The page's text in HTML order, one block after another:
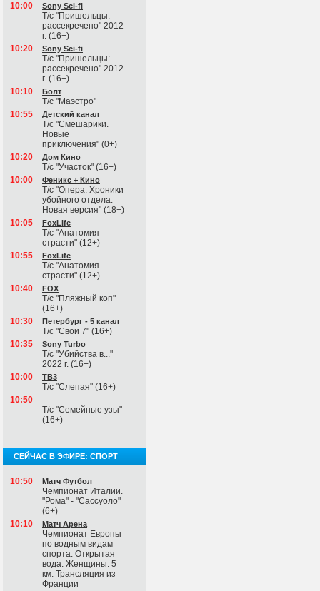
10:00 Sony Sci-fi
Т/с "Пришельцы:
рассекречено" 2012
г. (16+)
10:20
Sony Sci-fi
Т/с "Пришельцы:
рассекречено" 2012
г. (16+)
10:10
Болт
Т/с "Маэстро"
10:55
Детский канал
Т/с "Смешарики.
Новые
приключения" (0+)
10:20
Дом Кино
Т/с "Участок" (16+)
10:00
Феникс + Кино
Т/с "Опера. Хроники
убойного отдела.
Новая версия" (18+)
10:05
FoxLife
Т/с "Анатомия
страсти" (12+)
10:55
FoxLife
Т/с "Анатомия
страсти" (12+)
10:40
FOX
Т/с "Пляжный коп"
(16+)
10:30
Петербург - 5 канал
Т/с "Свои 7" (16+)
10:35
Sony Turbo
Т/с "Убийства в..."
2022 г. (16+)
10:00
ТВ3
Т/с "Слепая" (16+)
10:50
Т/с "Семейные узы"
(16+)
СЕЙЧАС В ЭФИРЕ: СПОРТ
10:50 Матч Футбол
Чемпионат Италии.
"Рома" - "Сассуоло"
(6+)
10:10
Матч Арена
Чемпионат Европы
по водным видам
спорта. Открытая
вода. Женщины. 5
км. Трансляция из
Франции